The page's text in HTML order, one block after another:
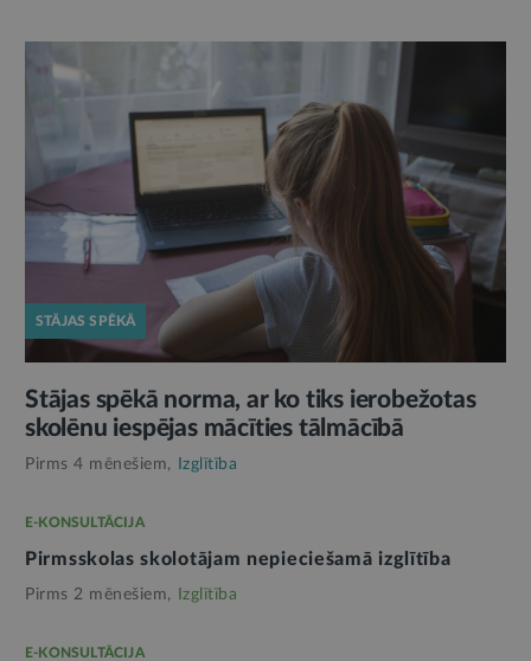
STĀJAS SPĒKĀ
Stājas spēkā norma, ar ko tiks ierobežotas
skolēnu iespējas mācīties tālmācībā
Pirms 4 mēnešiem, Izglītība
E-KONSULTĀCIJA
Pirmsskolas skolotājam nepieciešamā izglītība
Pirms 2 mēnešiem, Izglītība
E-KONSULTĀCIJA